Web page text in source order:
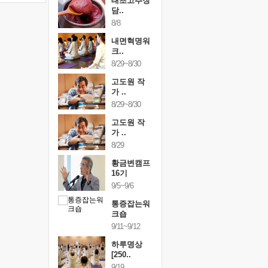
담..
8/8
내면혁명워
크..
8/29~8/30
고도원 작
가 ..
8/29~8/30
고도원 작
가 ..
8/29
황금변캠프
16기
9/5~9/6
통증잡는워
크숍
9/11~9/12
하루명상
[250..